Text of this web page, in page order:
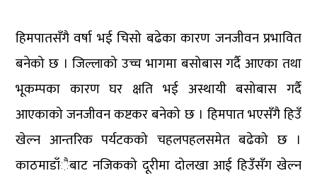
हिमपातसँगै वर्षा भई चिसो बढेका कारण जनजीवन प्रभावित
बनेको छ । जिल्लाको उच्च भागमा बसोबास गर्दै आएका तथा
भूकम्पका कारण घर क्षति भई अस्थायी बसोबास गर्दै
आएकाको जनजीवन कष्टकर बनेको छ । हिमपात भएसँगै हिउँ
खेल्न आन्तरिक पर्यटकको चहलपहलसमेत बढेको छ ।
काठमाडाँैबाट नजिकको दूरीमा दोलखा आई हिउँसँग खेल्न